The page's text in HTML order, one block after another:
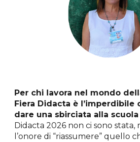
Per chi lavora nel mondo
Fiera Didacta è l’imperdibile
dare una sbirciata alla
Didacta 2026 non ci sono stata,
l’onore di “riassumere” quello